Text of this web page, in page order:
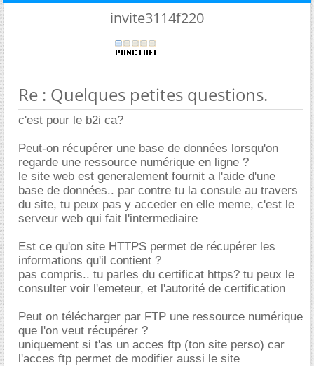
invite3114f220
Re : Quelques petites questions.
c'est pour le b2i ca?
Peut-on récupérer une base de données lorsqu'on
regarde une ressource numérique en ligne ?
le site web est generalement fournit a l'aide d'une
base de données.. par contre tu la consule au travers
du site, tu peux pas y acceder en elle meme, c'est le
serveur web qui fait l'intermediaire
Est ce qu'on site HTTPS permet de récupérer les
informations qu'il contient ?
pas compris.. tu parles du certificat https? tu peux le
consulter voir l'emeteur, et l'autorité de certification
Peut on télécharger par FTP une ressource numérique
que l'on veut récupérer ?
uniquement si t'as un acces ftp (ton site perso) car
l'acces ftp permet de modifier aussi le site